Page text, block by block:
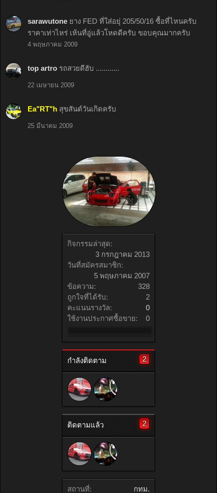
กิจกรรมล่าสุด:
3 กรกฎาคม 2013
วันที่สมัครสมาชิก:
5 พฤษภาคม 2007
ข้อความ:
328
ถูกใจที่ได้รับ:
2
คะแนนรางวัล:
0
ใช้งานประกาศซื้อขาย:
0
กำลังติดตาม 2
ติดตามแล้ว 2
สถานที่: กทม.
sarawutone ยาง FED ที่ใส่อยุ่ 205/50/16 ซื้อที่ไหนครับ
ราคาเท่าไหร่ เห้นที่อู่แล้วโหดดีครับ ขอบคุณมากครับ
4 พฤษภาคม 2009
top artro รถสวยดีฮับ ............
22 เมษายน 2009
Ea"RT"h สุขสันต์วันเกิดครับ
25 มีนาคม 2009